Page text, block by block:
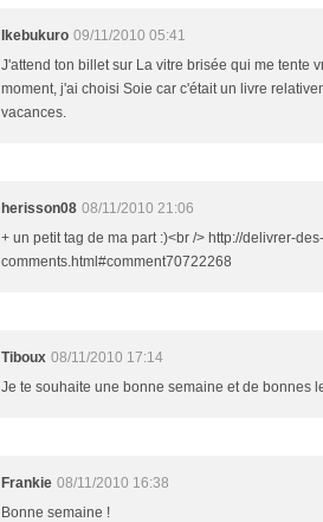
Ikebukuro 09/11/2010 05:41
J'attend ton billet sur La vitre brisée qui me tente
moment, j'ai choisi Soie car c'était un livre
vacances.
herisson08 08/11/2010 21:06
+ un petit tag de ma part :)<br /> http://delivrer-
comments.html#comment70722268
Tiboux 08/11/2010 17:14
Je te souhaite une bonne semaine et de bonnes
Frankie 08/11/2010 16:38
Bonne semaine !